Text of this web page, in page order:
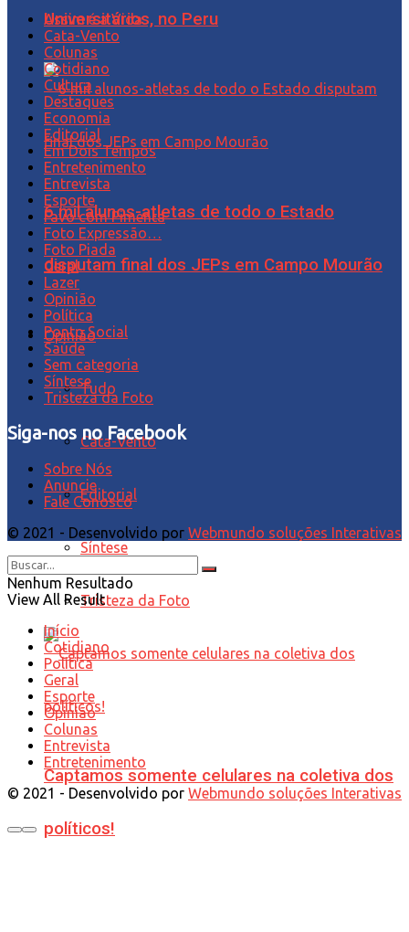
Universitários, no Peru
6 mil alunos-atletas de todo o Estado
disputam final dos JEPs em Campo Mourão
Opinião
Tudo
Cata-Vento
Editorial
Síntese
Tristeza da Foto
Captamos somente celulares na coletiva dos
políticos!
Assim é a Vida
Cata-Vento
Colunas
Cotidiano
Cultura
Destaques
Economia
Editorial
Em Dois Tempos
Entretenimento
Entrevista
Esporte
Favo com Pimenta
Foto Expressão…
Foto Piada
Geral
Lazer
Opinião
Política
Ponto Social
Saúde
Sem categoria
Síntese
Tristeza da Foto
Siga-nos no Facebook
Sobre Nós
Anuncie
Fale Conosco
© 2021 - Desenvolvido por Webmundo soluções Interativas
Nenhum Resultado
View All Result
Início
Cotidiano
Política
Geral
Esporte
Opinião
Colunas
Entrevista
Entretenimento
© 2021 - Desenvolvido por Webmundo soluções Interativas